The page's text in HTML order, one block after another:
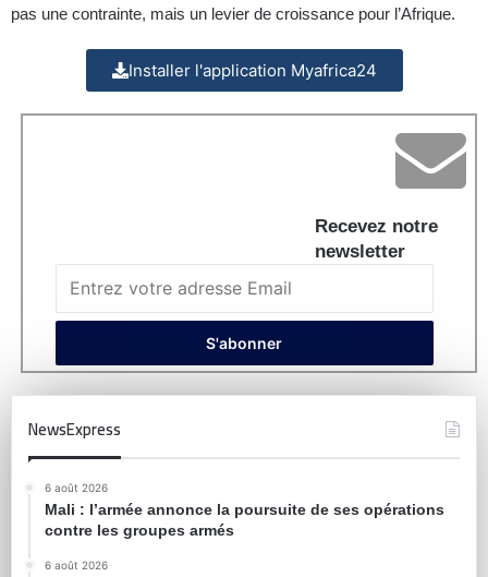
pas une contrainte, mais un levier de croissance pour l’Afrique.
Installer l'application Myafrica24
Recevez notre
newsletter
NewsExpress
6 août 2026
Mali : l’armée annonce la poursuite de ses opérations
contre les groupes armés
6 août 2026